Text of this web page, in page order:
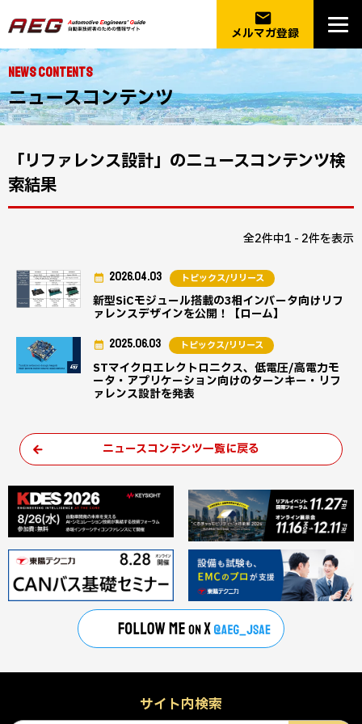
email
メルマガ登録
NEWS CONTENTS
ニュースコンテンツ
「リファレンス設計」のニュースコンテンツ検
索結果
全2件中1 - 2件を表示
新型SiCモジュール搭載の3相インバータ向けリフ
ァレンスデザインを公開！【ローム】
2026.04.03 トピックス/リリース
STマイクロエレクトロニクス、低電圧/高電力モ
ータ・アプリケーション向けのターンキー・リフ
ァレンス設計を発表
2025.06.03 トピックス/リリース
ニュースコンテンツ一覧に戻る
サイト内検索